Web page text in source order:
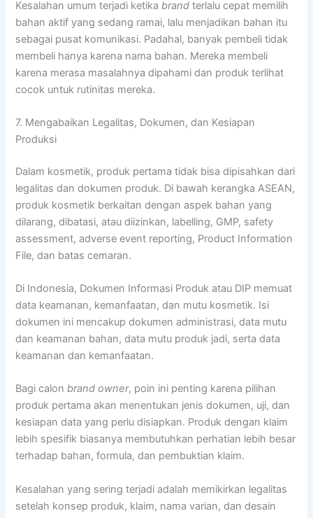
Kesalahan umum terjadi ketika brand terlalu cepat memilih
bahan aktif yang sedang ramai, lalu menjadikan bahan itu
sebagai pusat komunikasi. Padahal, banyak pembeli tidak
membeli hanya karena nama bahan. Mereka membeli
karena merasa masalahnya dipahami dan produk terlihat
cocok untuk rutinitas mereka.
7. Mengabaikan Legalitas, Dokumen, dan Kesiapan
Produksi
Dalam kosmetik, produk pertama tidak bisa dipisahkan dari
legalitas dan dokumen produk. Di bawah kerangka ASEAN,
produk kosmetik berkaitan dengan aspek bahan yang
dilarang, dibatasi, atau diizinkan, labelling, GMP, safety
assessment, adverse event reporting, Product Information
File, dan batas cemaran.
Di Indonesia, Dokumen Informasi Produk atau DIP memuat
data keamanan, kemanfaatan, dan mutu kosmetik. Isi
dokumen ini mencakup dokumen administrasi, data mutu
dan keamanan bahan, data mutu produk jadi, serta data
keamanan dan kemanfaatan.
Bagi calonbrand owner, poin ini penting karena pilihan
produk pertama akan menentukan jenis dokumen, uji, dan
kesiapan data yang perlu disiapkan. Produk dengan klaim
lebih spesifik biasanya membutuhkan perhatian lebih besar
terhadap bahan, formula, dan pembuktian klaim.
Kesalahan yang sering terjadi adalah memikirkan legalitas
setelah konsep produk, klaim, nama varian, dan desain